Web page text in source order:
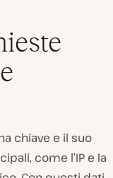
chiave e il suo
come l’IP e la